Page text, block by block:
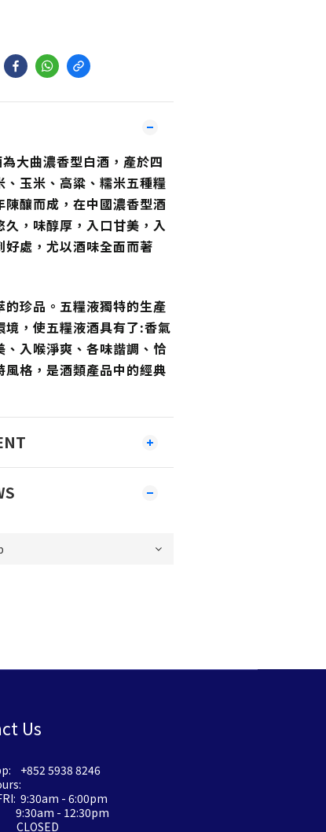
大曲濃香型白酒，產於四
玉米、高粱、糯米五種糧
釀而成，在中國濃香型酒
，味醇厚，入口甘美，入
處，尤以酒味全面而著
珍品。五糧液獨特的生產
境，使五糧液酒具有了:香氣
入喉淨爽、各味諧調、恰
格，是酒類產品中的經典
Us
+852 5938 8246
9:30am - 6:00pm
- 12:30pm